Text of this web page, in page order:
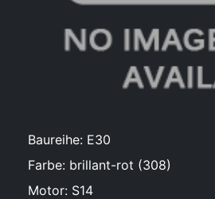
Baureihe: E30
Farbe: brillant-rot (308)
Motor: S14